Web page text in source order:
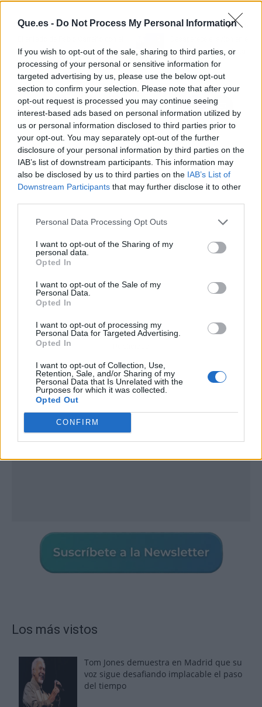
Que.es - Do Not Process My Personal Information
If you wish to opt-out of the sale, sharing to third parties, or
processing of your personal or sensitive information for
targeted advertising by us, please use the below opt-out
section to confirm your selection. Please note that after your
opt-out request is processed you may continue seeing
interest-based ads based on personal information utilized by
us or personal information disclosed to third parties prior to
your opt-out. You may separately opt-out of the further
disclosure of your personal information by third parties on the
IAB’s list of downstream participants. This information may
also be disclosed by us to third parties on the IAB’s List of
Downstream Participants that may further disclose it to other
Personal Data Processing Opt Outs
I want to opt-out of the Sharing of my
personal data.
Opted In
I want to opt-out of the Sale of my
Personal Data.
Opted In
I want to opt-out of processing my
Personal Data for Targeted Advertising.
Opted In
I want to opt-out of Collection, Use,
Retention, Sale, and/or Sharing of my
Personal Data that Is Unrelated with the
Purposes for which it was collected.
Opted Out
CONFIRM
Artículo anterior
juez de silla tras perder con
Nishikori
Artículo siguiente
que viajaba el futbolista
Emiliano Salas
Los más vistos
Tom Jones demuestra en Madrid que su
voz sigue desafiando implacable el paso
del tiempo